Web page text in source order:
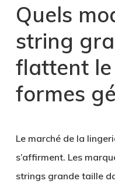
Quels
string
flattent le
formes
Le marché de la
s’affirment. Les
strings grande taille